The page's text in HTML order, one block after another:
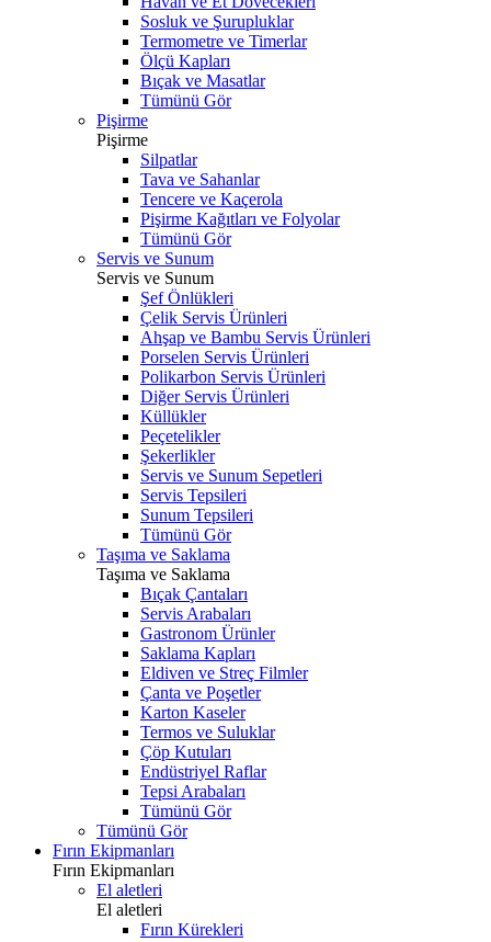
Sosluk ve Şurupluklar
Termometre ve Timerlar
Ölçü Kapları
Bıçak ve Masatlar
Tümünü Gör
Pişirme
Pişirme
Silpatlar
Tava ve Sahanlar
Tencere ve Kaçerola
Pişirme Kağıtları ve Folyolar
Tümünü Gör
Servis ve Sunum
Servis ve Sunum
Şef Önlükleri
Çelik Servis Ürünleri
Ahşap ve Bambu Servis Ürünleri
Porselen Servis Ürünleri
Polikarbon Servis Ürünleri
Diğer Servis Ürünleri
Küllükler
Peçetelikler
Şekerlikler
Servis ve Sunum Sepetleri
Servis Tepsileri
Sunum Tepsileri
Tümünü Gör
Taşıma ve Saklama
Taşıma ve Saklama
Bıçak Çantaları
Servis Arabaları
Gastronom Ürünler
Saklama Kapları
Eldiven ve Streç Filmler
Çanta ve Poşetler
Karton Kaseler
Termos ve Suluklar
Çöp Kutuları
Endüstriyel Raflar
Tepsi Arabaları
Tümünü Gör
Tümünü Gör
Fırın Ekipmanları
Fırın Ekipmanları
El aletleri
El aletleri
Fırın Kürekleri